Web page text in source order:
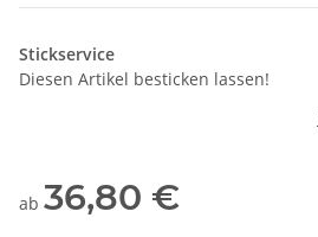
Stickservice
Diesen Artikel besticken lassen!
ab 36,80 €